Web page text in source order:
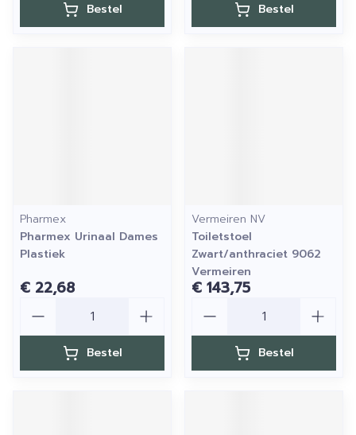
Bestel Bestel
Pharmex
Pharmex Urinaal Dames
Plastiek
€ 22,68
Bestel
Vermeiren NV
Toiletstoel
Zwart/anthraciet 9062
Vermeiren
€ 143,75
Bestel